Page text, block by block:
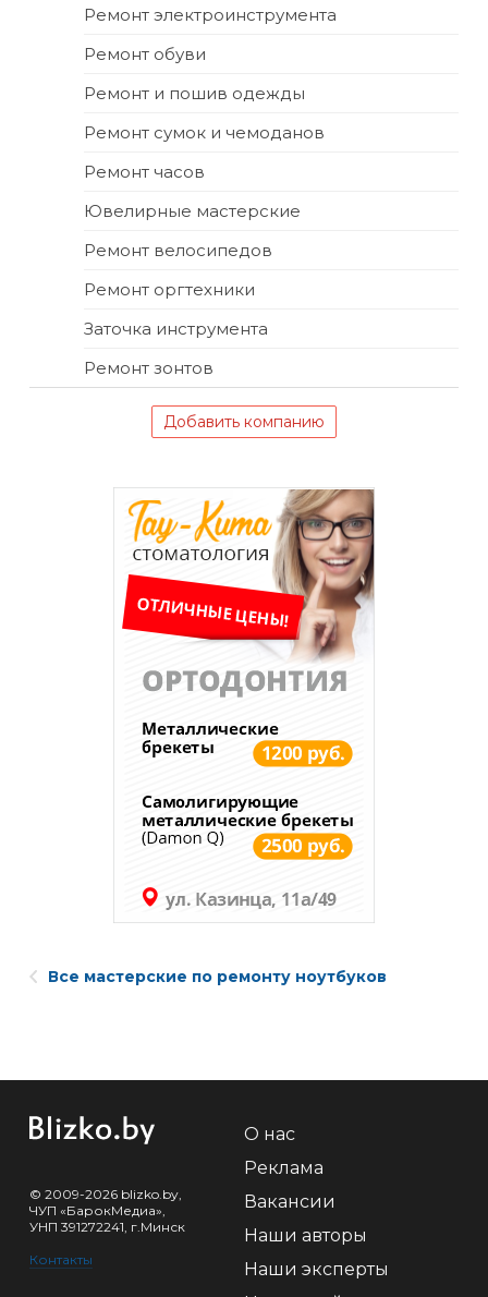
Ремонт электроинструмента
Ремонт обуви
Ремонт и пошив одежды
Ремонт сумок и чемоданов
Ремонт часов
Ювелирные мастерские
Ремонт велосипедов
Ремонт оргтехники
Заточка инструмента
Ремонт зонтов
Добавить компанию
Все мастерские по ремонту ноутбуков
© 2009-2026 blizko.by,
ЧУП «БарокМедиа»,
УНП 391272241, г.Минск
Контакты
О нас
Реклама
Вакансии
Наши авторы
Наши эксперты